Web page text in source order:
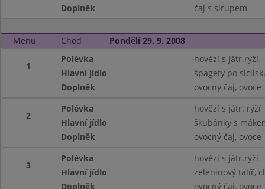
Doplněk
čaj s sirupem
Menu Chod Pondělí 29. 9. 2008
1
Polévka
hovězí s játr.rýží
Hlavní jídlo
špagety po
Doplněk
ovocný čaj, ovoce
2
Polévka
hovězí s játr. rýží
Hlavní jídlo
škubánky s
Doplněk
ovocný čaj, ovoce
3
Polévka
hovězí s játr.rýží
Hlavní jídlo
zeleninový talíř,
Doplněk
ovocný čaj, ovoce